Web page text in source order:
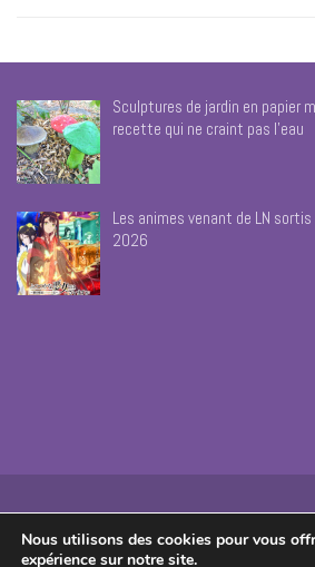
Sculptures de jardin en papier
recette qui ne craint pas l’eau
Les animes venant de LN
2026
Nous utilisons des cookies pour vous
expérience sur notre site.